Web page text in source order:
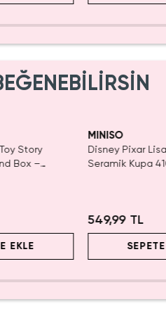
Story
Box –
EKLE
MINISO
Disney Pixar
Seramik Kupa
549,99 TL